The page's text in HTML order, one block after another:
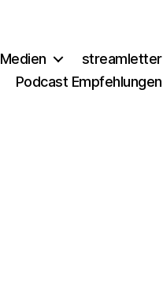
Medien
streamletter
Podcast Empfehlungen